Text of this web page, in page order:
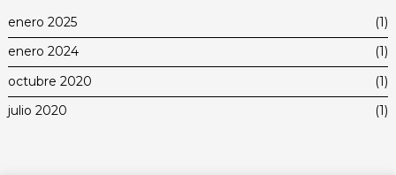
enero 2025
(1)
enero 2024
(1)
octubre 2020
(1)
julio 2020
(1)